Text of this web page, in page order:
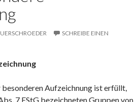
SCHREIBE EINEN
Aufzeichnung ist erfüllt,
7 EStG bezeichneten Gruppen von